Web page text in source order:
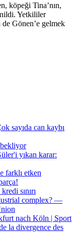
köpeği Tina’nın,
Yetkililer
Gönen’e gelmek
sayıda can kaybı
yıkan karar:
farklı etken
sınırı
complex? —
nach Köln | Sport
la divergence des